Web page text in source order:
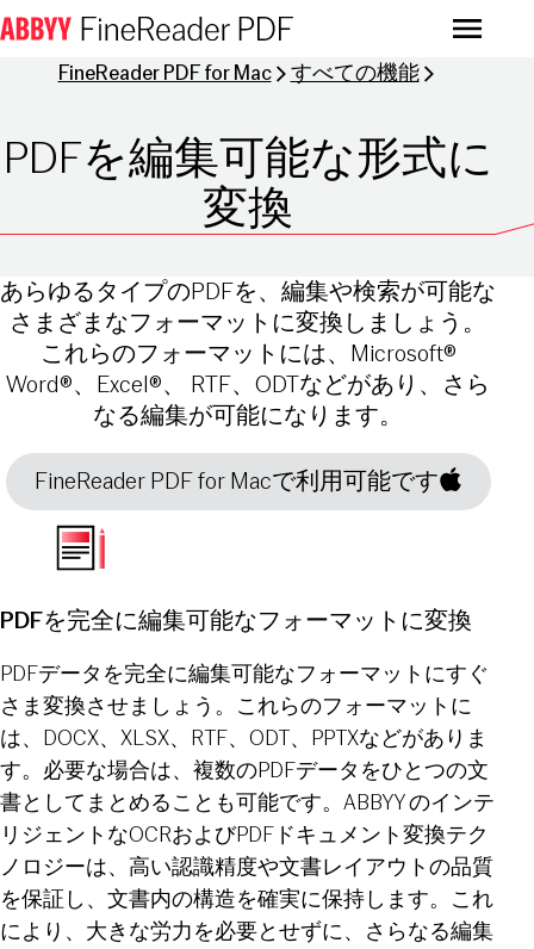
Menu
FineReader PDF for Mac すべての機能
PDFを編集可能な形式に
変換
あらゆるタイプのPDFを、編集や検索が可能な
さまざまなフォーマットに変換しましょう。
これらのフォーマットには、Microsoft®
Word®、Excel®、 RTF、ODTなどがあり、さら
なる編集が可能になります。
FineReader PDF for Macで利用可能です
PDFを完全に編集可能なフォーマットに変換
PDFデータを完全に編集可能なフォーマットにすぐ
さま変換させましょう。これらのフォーマットに
は、DOCX、XLSX、RTF、ODT、PPTXなどがありま
す。必要な場合は、複数のPDFデータをひとつの文
書としてまとめることも可能です。ABBYY のインテ
リジェントなOCRおよびPDFドキュメント変換テク
ノロジーは、高い認識精度や文書レイアウトの品質
を保証し、文書内の構造を確実に保持します。これ
により、大きな労力を必要とせずに、さらなる編集